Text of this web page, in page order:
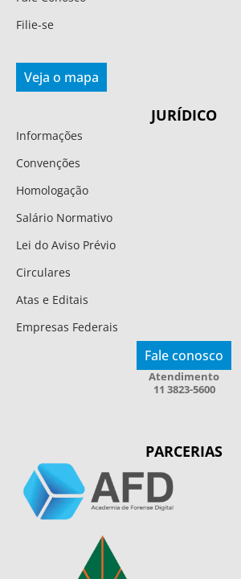
Filie-se
Veja o mapa
JURÍDICO
Informações
Convenções
Homologação
Salário Normativo
Lei do Aviso Prévio
Circulares
Atas e Editais
Empresas Federais
Fale conosco
Atendimento
11 3823-5600
PARCERIAS